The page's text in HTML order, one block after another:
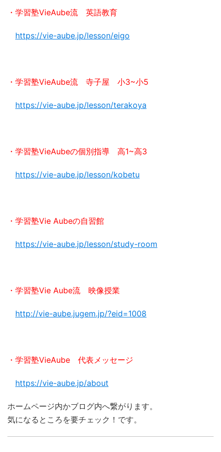
・学習塾VieAube流 英語教育
https://vie-aube.jp/lesson/eigo
・学習塾VieAube流 寺子屋 小3~小5
https://vie-aube.jp/lesson/terakoya
・学習塾VieAubeの個別指導 高1~高3
https://vie-aube.jp/lesson/kobetu
・学習塾Vie Aubeの自習館
https://vie-aube.jp/lesson/study-room
・学習塾Vie Aube流 映像授業
http://vie-aube.jugem.jp/?eid=1008
・学習塾VieAube 代表メッセージ
https://vie-aube.jp/about
ホームページ内かブログ内へ繋がります。
気になるところを要チェック！です。